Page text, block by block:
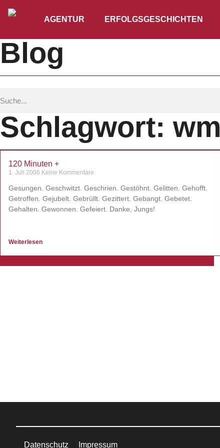
AGENTUR ERFOLGSGESCHICHTEN
Blog
Schlagwort: wm
120 Minuten +
1. Juli 2006 Keine Kommentare
Gesungen. Geschwitzt. Geschrien. Gestöhnt. Gelitten. Gehofft.
Getroffen. Gejubelt. Gebrüllt. Gezittert. Gebangt. Gebetet.
Gehalten. Gewonnen. Gefeiert. Danke, Jungs!
Weiterlesen
Datenschutz Impressum